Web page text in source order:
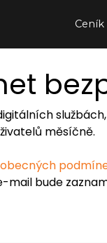
Ceník
měsíčně.
bude